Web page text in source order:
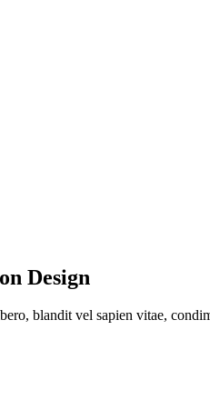
Design
blandit vel sapien vitae,